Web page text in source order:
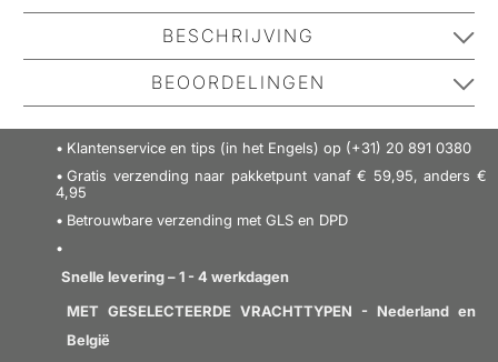
BESCHRIJVING
GLYNT PEARL Gloss Gel is een extra sterke haargel
met een reflecterend glittereffect, waardoor het haar
de mooiste parelmoer glans krijgt. Deze gel is perfect
voor het definiëren van een wetlook zonder
plakkerigheid en zorgt voor een sterke fixatie om het
haar in de gewenste vorm te houden.Voordelen:
Haargel - Sterke fixatie - Reflecterend glittereffect -
Parelmoerglans - Perfect voor een wetlook
Aanbrengen op vochtig of droog haar - Stylen zoals
gewenst
BEOORDELINGEN
No one has reviewed this product yet.
Be the first to review it.
SCHRIJF EEN RECENSIE
Klantenservice en tips (in het Engels) op (+31) 20 891 0380
Gratis verzending naar pakketpunt vanaf € 59,95, anders €
4,95
Betrouwbare verzending met GLS en DPD
Snelle levering – 1 - 4 werkdagen
MET GESELECTEERDE VRACHTTYPEN - Nederland en
België